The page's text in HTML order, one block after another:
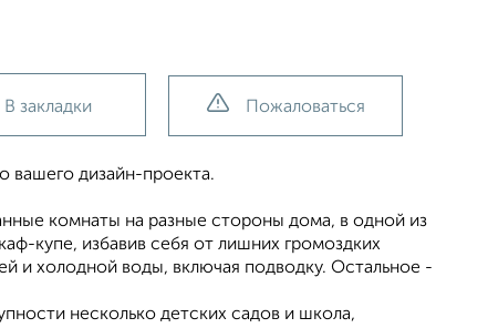
В закладки Пожаловаться
вашего дизайн-проекта.
комнаты на разные стороны дома, в одной из
купе, избавив себя от лишних громоздких
и холодной воды, включая подводку. Остальное -
несколько детских садов и школа,